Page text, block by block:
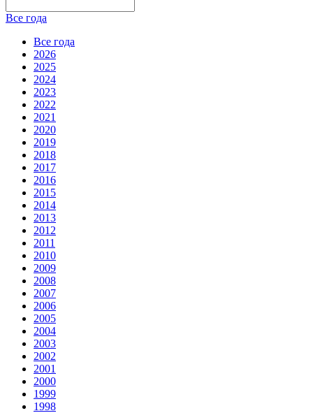
Все года
Все года
2026
2025
2024
2023
2022
2021
2020
2019
2018
2017
2016
2015
2014
2013
2012
2011
2010
2009
2008
2007
2006
2005
2004
2003
2002
2001
2000
1999
1998